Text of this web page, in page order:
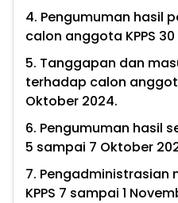
4. Pengumuman hasil
calon anggota KPPS
5. Tanggapan dan
terhadap calon
Oktober 2024.
6. Pengumuman hasil
5 sampai 7 Oktober
7.
KPPS 7 sampai 1